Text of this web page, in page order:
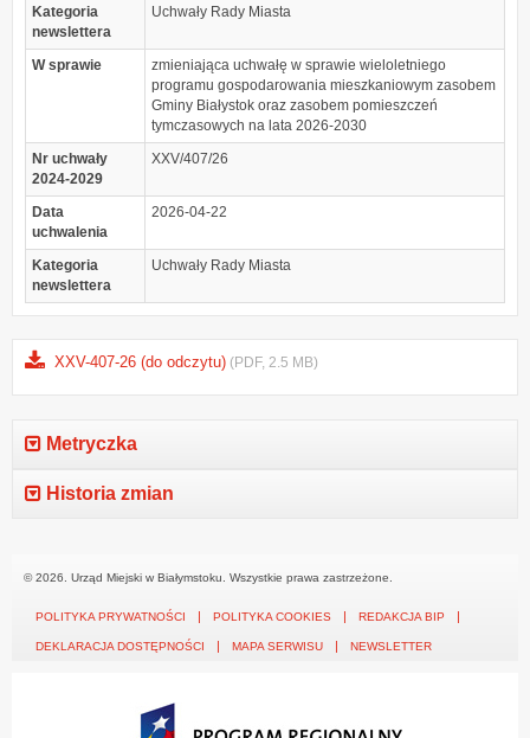
Kategoria
newslettera
Uchwały Rady Miasta
W sprawie
zmieniająca uchwałę w sprawie wieloletniego
programu gospodarowania mieszkaniowym zasobem
Gminy Białystok oraz zasobem pomieszczeń
tymczasowych na lata 2026-2030
Nr uchwały
2024-2029
XXV/407/26
Data
uchwalenia
2026-04-22
Kategoria
newslettera
Uchwały Rady Miasta
XXV-407-26 (do odczytu) (PDF, 2.5 MB)
Metryczka
Historia zmian
© 2026. Urząd Miejski w Białymstoku. Wszystkie prawa zastrzeżone.
POLITYKA PRYWATNOŚCI POLITYKA COOKIES REDAKCJA BIP
DEKLARACJA DOSTĘPNOŚCI MAPA SERWISU NEWSLETTER